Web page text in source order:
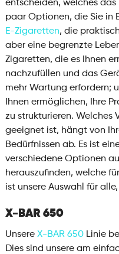
entscheiden, welches
paar Optionen, die Sie in
E-Zigaretten, die
aber eine begrenzte
Zigaretten, die es Ihnen
nachzufüllen und das
mehr Wartung erfordern;
Ihnen ermöglichen, Ihre
zu strukturieren. Welches
geeignet ist, hängt von
Bedürfnissen ab. Es ist
verschiedene Optionen
herauszufinden, welche
ist unsere Auswahl für
X-BAR 650
Unsere X-BAR 650Linie
Dies sind unsere am